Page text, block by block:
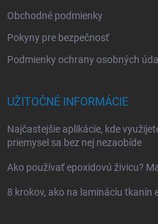
Obchodné podmienky
Pokyny pre bezpečnosť
Podmienky ochrany osobných
UŽITOČNÉ INFORMÁCIE
Najčastejšie aplikácie, kde
priemysel sa bez nej nezaobíde
Ako používať epoxidovú živicu?
8 krokov, ako na lamináciu tkanín